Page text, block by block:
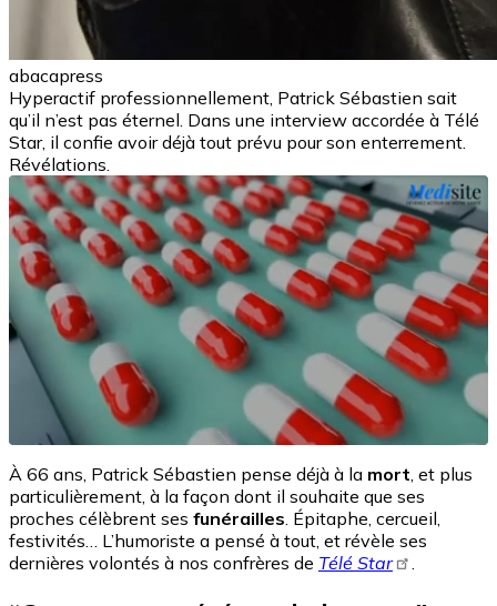
abacapress
Hyperactif professionnellement, Patrick Sébastien sait
qu’il n’est pas éternel. Dans une interview accordée à Télé
Star, il confie avoir déjà tout prévu pour son enterrement.
Révélations.
À 66 ans, Patrick Sébastien pense déjà à la mort, et plus
particulièrement, à la façon dont il souhaite que ses
proches célèbrent ses funérailles. Épitaphe, cercueil,
festivités… L’humoriste a pensé à tout, et révèle ses
dernières volontés à nos confrères de Télé Star .